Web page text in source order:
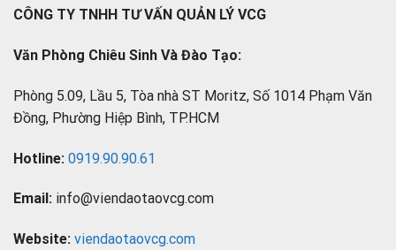
CÔNG TY TNHH TƯ VẤN QUẢN LÝ VCG
Văn Phòng Chiêu Sinh Và Đào Tạo:
Phòng 5.09, Lầu 5, Tòa nhà ST Moritz, Số 1014 Phạm Văn
Đồng, Phường Hiệp Bình, TP.HCM
Hotline: 0919.90.90.61
Email: info@viendaotaovcg.com
Website: viendaotaovcg.com